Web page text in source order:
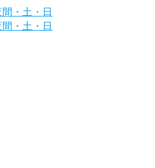
沢区の犬・猫